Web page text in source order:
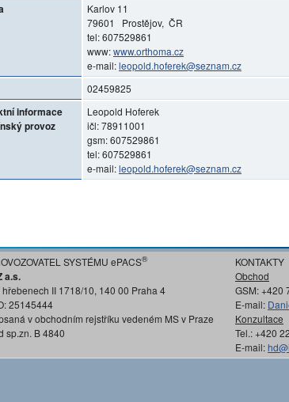
Karlov 11
79601 Prostějov, ČR
tel: 607529861
www:www.orthoma.cz
e-mail:leopold.hoferek@seznam.cz
02459825
informace
provoz
Leopold Hoferek
ičl: 78911001
gsm: 607529861
tel: 607529861
e-mail:leopold.hoferek@seznam.cz
SYSTÉMU ePACS®
a.s.
hřebenech II 1718/10, 140 00 Praha 4
25145444
v obchodním rejstříku vedeném MS v Praze
sp.zn. B 4840
KONTAKTY
Obchod
GSM: +420
E-mail:
Konzultace
Tel.: +420
E-mail: